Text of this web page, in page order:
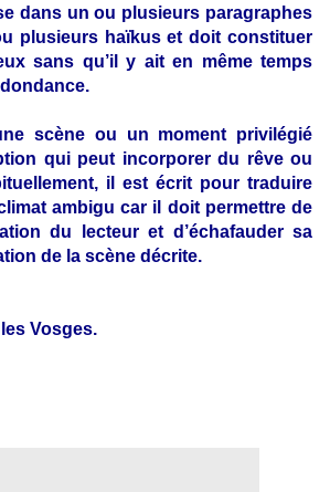
dans un ou plusieurs paragraphes
plusieurs haïkus et doit constituer
sans qu’il y ait en même temps
scène ou un moment privilégié
qui peut incorporer du rêve ou
il est écrit pour traduire
ambigu car il doit permettre de
du lecteur et d’échafauder sa
de la scène décrite.
Vosges.